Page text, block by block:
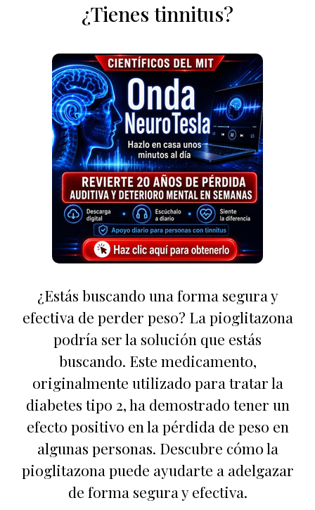
¿Tienes tinnitus?
¿Estás buscando una forma segura y
efectiva de perder peso? La pioglitazona
podría ser la solución que estás
buscando. Este medicamento,
originalmente utilizado para tratar la
diabetes tipo 2, ha demostrado tener un
efecto positivo en la pérdida de peso en
algunas personas. Descubre cómo la
pioglitazona puede ayudarte a adelgazar
de forma segura y efectiva.